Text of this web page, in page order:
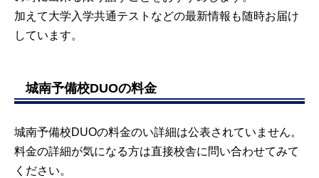
加えて大学入学共通テストなどの最新情報も随時お届け
しています。
城南予備校DUOの料金
城南予備校DUOの料金のい詳細は公表されていません。
料金の詳細が気になる方は直接校舎に問い合わせてみて
ください。